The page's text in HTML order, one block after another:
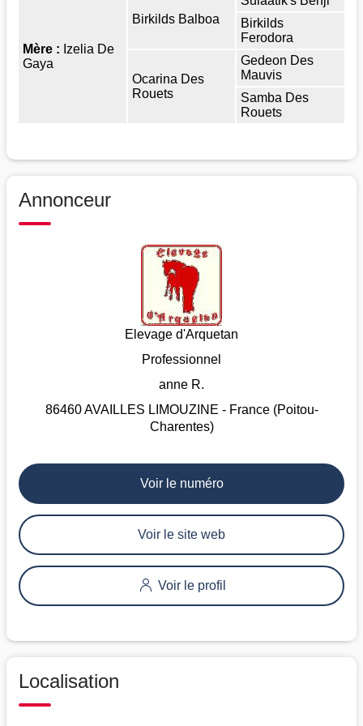
Mère : Izelia De
Gaya
Birkilds Balboa
Birkilds
Ferodora
Ocarina Des
Rouets
Gedeon Des
Mauvis
Samba Des
Rouets
Annonceur
Elevage d'Arquetan
Professionnel
anne R.
86460 AVAILLES LIMOUZINE - France (Poitou-
Charentes)
Voir le numéro
Voir le site web
Voir le profil
Localisation